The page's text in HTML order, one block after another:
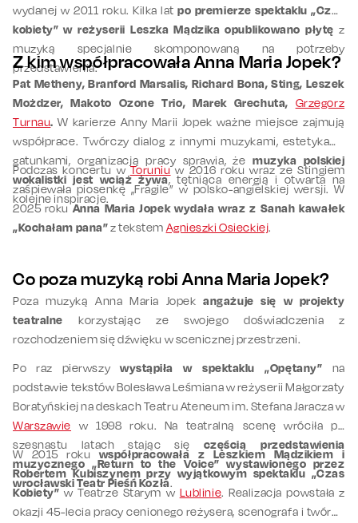
wydanej w 2011 roku. Kilka latpo premierze spektaklu „Czas
kobiety” w reżyserii Leszka Mądzika opublikowano płytę z
muzyką specjalnie skomponowaną na potrzeby
przedstawienia.
Z kim współpracowała Anna Maria Jopek?
Pat Metheny, Branford Marsalis, Richard Bona, Sting, Leszek
Możdzer, Makoto Ozone Trio, Marek Grechuta, Grzegorz
Turnau. W karierze Anny Marii Jopek ważne miejsce zajmują
współprace. Twórczy dialog z innymi muzykami, estetykami,
gatunkami, organizacją pracy sprawia, że muzyka polskiej
wokalistki jest wciąż żywa, tętniąca energią i otwarta na
kolejne inspiracje.
Podczas koncertu wToruniuw 2016 roku wraz ze Stingiem
zaśpiewała piosenkę „Fragile” w polsko-angielskiej wersji. W
2025 rokuAnna Maria Jopek wydała wraz z Sanah kawałek
„Kochałam pana”z tekstem Agnieszki Osieckiej.
Co poza muzyką robi Anna Maria Jopek?
Poza muzyką Anna Maria Jopekangażuje się w projekty
teatralne korzystając ze swojego doświadczenia z
rozchodzeniem się dźwięku w scenicznej przestrzeni.
Po raz pierwszywystąpiła w spektaklu „Opętany” na
podstawie tekstów Bolesława Leśmiana w reżyserii Małgorzaty
Boratyńskiej na deskach Teatru Ateneum im. Stefana Jaracza w
Warszawie w 1998 roku. Na teatralną scenę wróciła po
szesnastu latach stając się częścią przedstawienia
muzycznego „Return to the Voice” wystawionego przez
wrocławski Teatr Pieśń Kozła.
W 2015 rokuwspółpracowała z Leszkiem Mądzikiem i
Robertem Kubiszynem przy wyjątkowym spektaklu „Czas
Kobiety” w Teatrze Starym w Lublinie. Realizacja powstała z
okazji 45-lecia pracy cenionego reżysera, scenografa i twórcy